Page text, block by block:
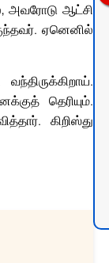
அவரோடு ஆட்சி
ஏனெனில்
தெரியும்.
கிறிஸ்து